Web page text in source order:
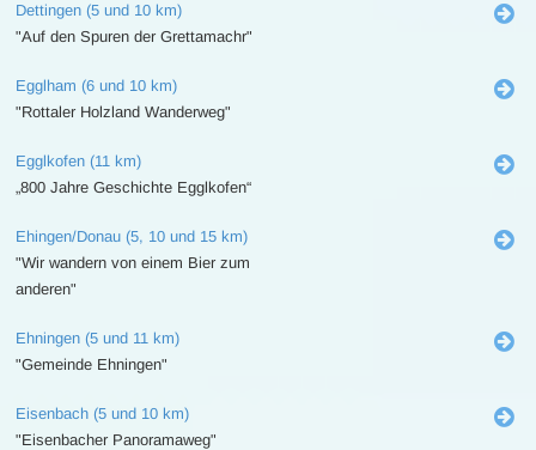
Dettingen (5 und 10 km)
"Auf den Spuren der Grettamachr"
Egglham (6 und 10 km)
"Rottaler Holzland Wanderweg"
Egglkofen (11 km)
„800 Jahre Geschichte Egglkofen“
Ehingen/Donau (5, 10 und 15 km)
"Wir wandern von einem Bier zum
anderen"
Ehningen (5 und 11 km)
"Gemeinde Ehningen"
Eisenbach (5 und 10 km)
"Eisenbacher Panoramaweg"